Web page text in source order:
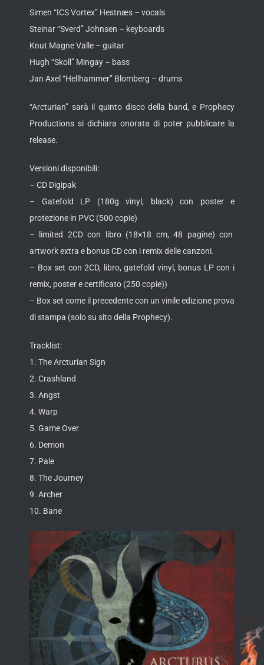
Simen “ICS Vortex” Hestnæs – vocals
Steinar “Sverd” Johnsen – keyboards
Knut Magne Valle – guitar
Hugh “Skoll” Mingay – bass
Jan Axel “Hellhammer” Blomberg – drums
“Arcturian” sarà il quinto disco della band, e Prophecy
Productions si dichiara onorata di poter pubblicare la
release.
Versioni disponibili:
– CD Digipak
– Gatefold LP (180g vinyl, black) con poster e
protezione in PVC (500 copie)
– limited 2CD con libro (18×18 cm, 48 pagine) con
artwork extra e bonus CD con i remix delle canzoni.
– Box set con 2CD, libro, gatefold vinyl, bonus LP con i
remix, poster e certificato (250 copie))
– Box set come il precedente con un vinile edizione prova
di stampa (solo su sito della Prophecy).
Tracklist:
1. The Arcturian Sign
2. Crashland
3. Angst
4. Warp
5. Game Over
6. Demon
7. Pale
8. The Journey
9. Archer
10. Bane